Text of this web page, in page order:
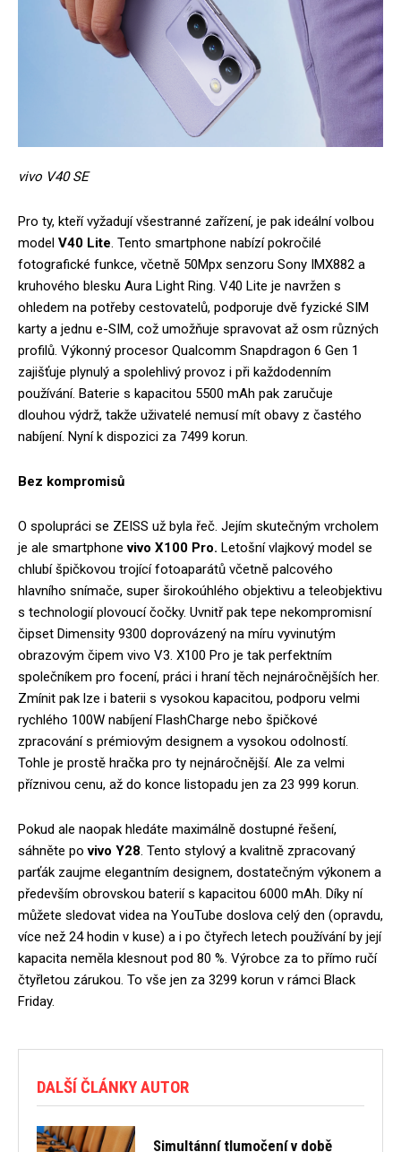
vivo V40 SE
Pro ty, kteří vyžadují všestranné zařízení, je pak ideální volbou
model V40 Lite. Tento smartphone nabízí pokročilé
fotografické funkce, včetně 50Mpx senzoru Sony IMX882 a
kruhového blesku Aura Light Ring. V40 Lite je navržen s
ohledem na potřeby cestovatelů, podporuje dvě fyzické SIM
karty a jednu e-SIM, což umožňuje spravovat až osm různých
profilů. Výkonný procesor Qualcomm Snapdragon 6 Gen 1
zajišťuje plynulý a spolehlivý provoz i při každodenním
používání. Baterie s kapacitou 5500 mAh pak zaručuje
dlouhou výdrž, takže uživatelé nemusí mít obavy z častého
nabíjení. Nyní k dispozici za 7499 korun.
Bez kompromisů
O spolupráci se ZEISS už byla řeč. Jejím skutečným vrcholem
je ale smartphonevivo X100 Pro. Letošní vlajkový model se
chlubí špičkovou trojící fotoaparátů včetně palcového
hlavního snímače, super širokoúhlého objektivu a teleobjektivu
s technologií plovoucí čočky. Uvnitř pak tepe nekompromisní
čipset Dimensity 9300 doprovázený na míru vyvinutým
obrazovým čipem vivo V3. X100 Pro je tak perfektním
společníkem pro focení, práci i hraní těch nejnáročnějších her.
Zmínit pak lze i baterii s vysokou kapacitou, podporu velmi
rychlého 100W nabíjení FlashCharge nebo špičkové
zpracování s prémiovým designem a vysokou odolností.
Tohle je prostě hračka pro ty nejnáročnější. Ale za velmi
příznivou cenu, až do konce listopadu jen za 23 999 korun.
Pokud ale naopak hledáte maximálně dostupné řešení,
sáhněte povivo Y28. Tento stylový a kvalitně zpracovaný
parťák zaujme elegantním designem, dostatečným výkonem a
především obrovskou baterií s kapacitou 6000 mAh. Díky ní
můžete sledovat videa na YouTube doslova celý den (opravdu,
více než 24 hodin v kuse) a i po čtyřech letech používání by její
kapacita neměla klesnout pod 80 %. Výrobce za to přímo ručí
čtyřletou zárukou. To vše jen za 3299 korun v rámci Black
Friday.
DALŠÍ ČLÁNKY AUTOR
Simultánní tlumočení v době